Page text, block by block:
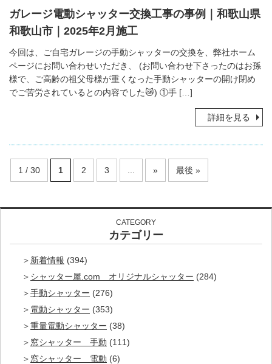
ガレージ電動シャッター交換工事の事例｜和歌山県
和歌山市｜2025年2月施工
今回は、ご自宅ガレージの手動シャッターの交換を、弊社ホーム
ページにお問い合わせいただき、 (お問い合わせ下さったのはお孫
様で、ご高齢の祖父母様が重くなった手動シャッターの開け閉め
でご苦労されているとの内容でした😿) ①手 […]
詳細を見る
1 / 30 1 2 3 » 最後 »
CATEGORY
カテゴリー
新着情報 (394)
シャッター屋.com オリジナルシャッター (284)
手動シャッター (276)
電動シャッター (353)
重量電動シャッター (38)
窓シャッター 手動 (111)
窓シャッター 電動 (6)